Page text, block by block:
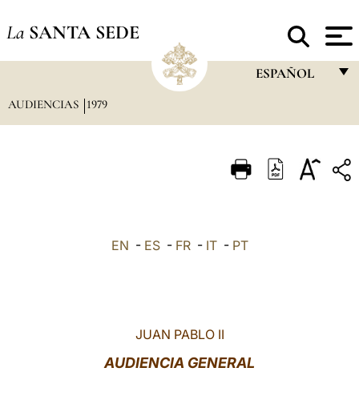
La SANTA SEDE
ESPAÑOL
ITALIANO
AUDIENCIAS 1979
EN - ES- FR- IT- PT
JUAN PABLO II
AUDIENCIA GENERAL